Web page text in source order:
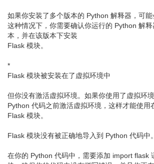
如果你安装了多个版本的 Python 解释器，可
这种情况下，你需要确认你运行的 Python 解
本，并在该版本下安装
Flask 模块。
*
Flask 模块被安装在了虚拟环境中
但你没有激活虚拟环境。如果你使用了虚拟环
Python 代码之前激活虚拟环境，这样才能使用
Flask 模块。
Flask 模块没有被正确地导入到 Python 代码中。
在你的 Python 代码中，需要添加 import flask